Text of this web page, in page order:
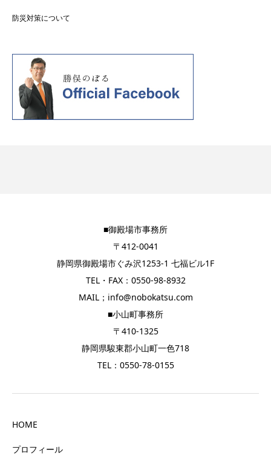
防災対策について
■御殿場市事務所
〒412-0041
静岡県御殿場市ぐみ沢1253-1 七福ビル1F
TEL・FAX：0550-98-8932
MAIL；info@nobokatsu.com
■小山町事務所
〒410-1325
静岡県駿東郡小山町一色718
TEL：0550-78-0155
HOME
プロフィール